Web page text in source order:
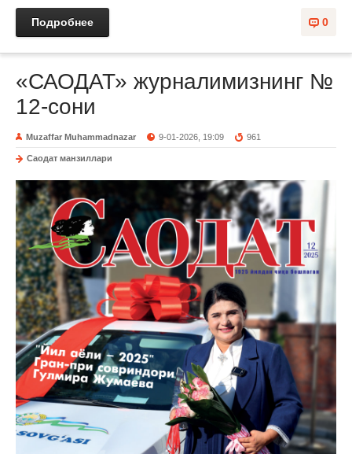
0
Подробнее
«САОДАТ» журналимизнинг №
12-сони
Muzaffar Muhammadnazar 9-01-2026, 19:09 961
Саодат манзиллари